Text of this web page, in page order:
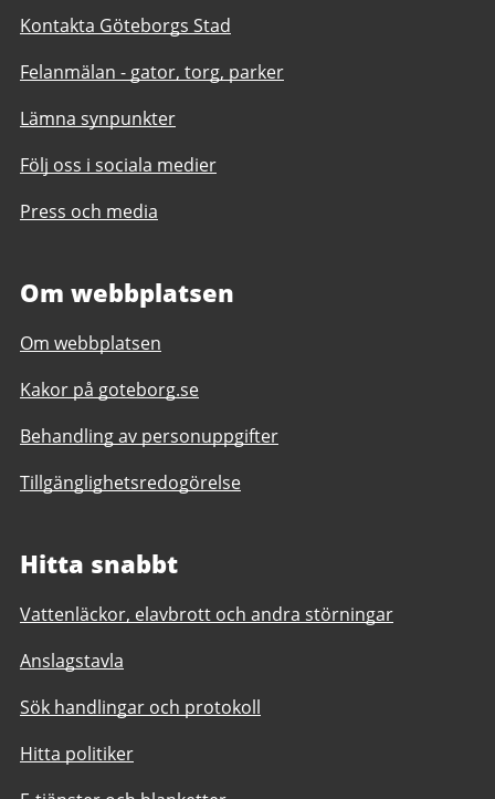
Kontakta Göteborgs Stad
Felanmälan - gator, torg, parker
Lämna synpunkter
Följ oss i sociala medier
Press och media
Om webbplatsen
Om webbplatsen
Kakor på goteborg.se
Behandling av personuppgifter
Tillgänglighetsredogörelse
Hitta snabbt
Vattenläckor, elavbrott och andra störningar
Anslagstavla
Sök handlingar och protokoll
Hitta politiker